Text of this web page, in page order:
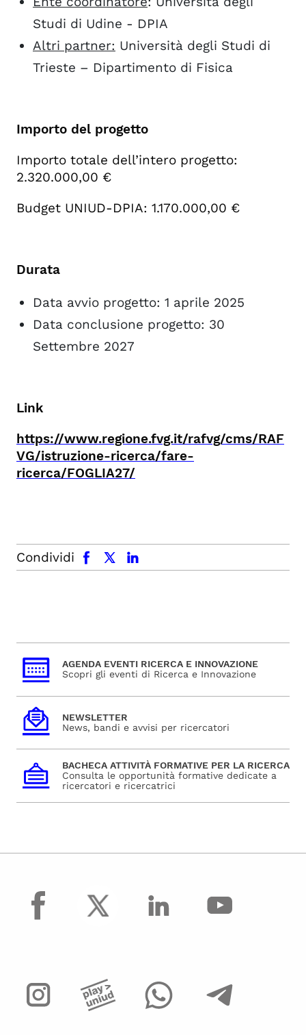
Studi di Udine - DPIA
Altri partner: Università degli Studi di
Trieste – Dipartimento di Fisica
Importo del progetto
Importo totale dell’intero progetto:
2.320.000,00 €
Budget UNIUD-DPIA: 1.170.000,00 €
Durata
Data avvio progetto: 1 aprile 2025
Data conclusione progetto: 30
Settembre 2027
Link
https://www.regione.fvg.it/rafvg/cms/RAF
VG/istruzione-ricerca/fare-
ricerca/FOGLIA27/
Condividi
facebook x.com linkedin
AGENDA EVENTI RICERCA E INNOVAZIONE
Scopri gli eventi di Ricerca e Innovazione
NEWSLETTER
News, bandi e avvisi per ricercatori
BACHECA ATTIVITÀ FORMATIVE PER LA RICERCA
Consulta le opportunità formative dedicate a
ricercatori e ricercatrici
facebook